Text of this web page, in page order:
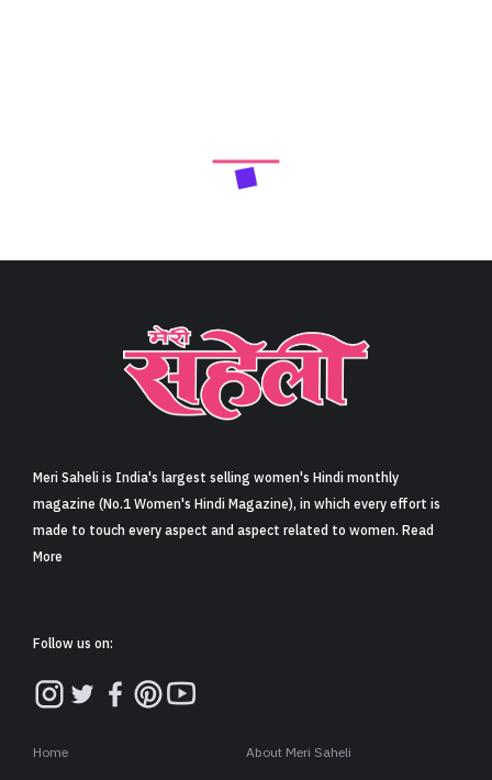
Meri Saheli is India's largest selling women's Hindi monthly
magazine (No.1 Women's Hindi Magazine), in which every effort is
made to touch every aspect and aspect related to women. Read
More
Follow us on:
Home About Meri Saheli